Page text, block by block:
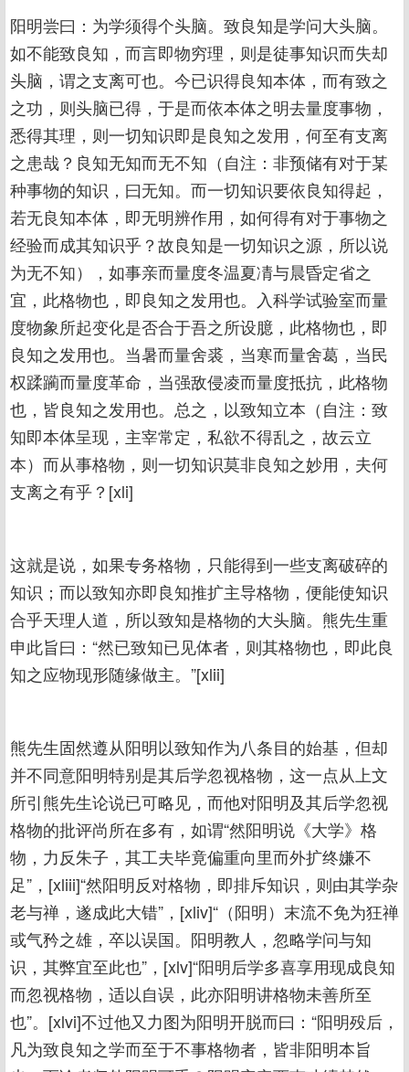
阳明尝曰：为学须得个头脑。致良知是学问大头脑。
如不能致良知，而言即物穷理，则是徒事知识而失却
头脑，谓之支离可也。今已识得良知本体，而有致之
之功，则头脑已得，于是而依本体之明去量度事物，
悉得其理，则一切知识即是良知之发用，何至有支离
之患哉？良知无知而无不知（自注：非预储有对于某
种事物的知识，曰无知。而一切知识要依良知得起，
若无良知本体，即无明辨作用，如何得有对于事物之
经验而成其知识乎？故良知是一切知识之源，所以说
为无不知），如事亲而量度冬温夏凊与晨昏定省之
宜，此格物也，即良知之发用也。入科学试验室而量
度物象所起变化是否合于吾之所设臆，此格物也，即
良知之发用也。当暑而量舍裘，当寒而量舍葛，当民
权蹂躏而量度革命，当强敌侵凌而量度抵抗，此格物
也，皆良知之发用也。总之，以致知立本（自注：致
知即本体呈现，主宰常定，私欲不得乱之，故云立
本）而从事格物，则一切知识莫非良知之妙用，夫何
支离之有乎？[xli]
这就是说，如果专务格物，只能得到一些支离破碎的
知识；而以致知亦即良知推扩主导格物，便能使知识
合乎天理人道，所以致知是格物的大头脑。熊先生重
申此旨曰：“然已致知已见体者，则其格物也，即此良
知之应物现形随缘做主。”[xlii]
熊先生固然遵从阳明以致知作为八条目的始基，但却
并不同意阳明特别是其后学忽视格物，这一点从上文
所引熊先生论说已可略见，而他对阳明及其后学忽视
格物的批评尚所在多有，如谓“然阳明说《大学》格
物，力反朱子，其工夫毕竟偏重向里而外扩终嫌不
足”，[xliii]“然阳明反对格物，即排斥知识，则由其学杂
老与禅，遂成此大错”，[xliv]“（阳明）末流不免为狂禅
或气矜之雄，卒以误国。阳明教人，忽略学问与知
识，其弊宜至此也”，[xlv]“阳明后学多喜享用现成良知
而忽视格物，适以自误，此亦阳明讲格物未善所至
也”。[xlvi]不过他又力图为阳明开脱而曰：“阳明殁后，
凡为致良知之学而至于不事格物者，皆非阳明本旨